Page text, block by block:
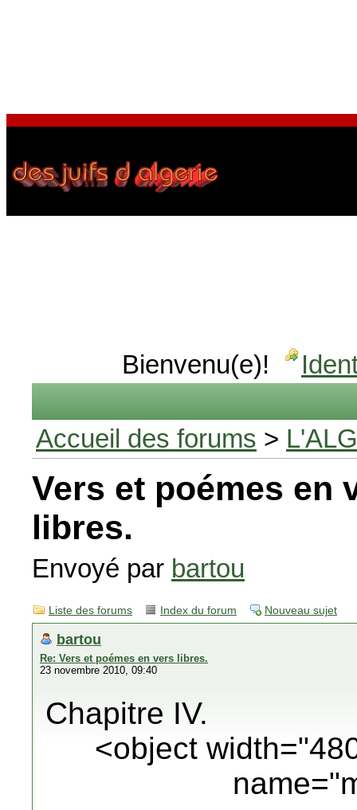
Bienvenu(e)!
Accueil des forums >
Vers et poémes en
libres.
Envoyé par bartou
Liste des forums Index du forum Nouveau sujet
bartou
Re: Vers et poémes en vers libres.
23 novembre 2010, 09:40
Chapitre IV.
<object